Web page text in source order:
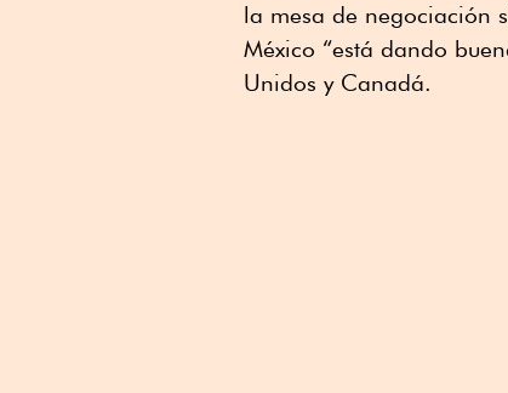
la mesa de negociación
México “está dando
Unidos y Canadá.